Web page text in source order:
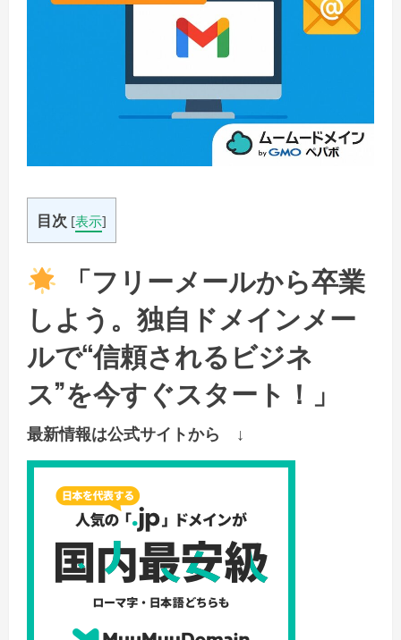
目次 [表示]
「フリーメールから卒業
しよう。独自ドメインメー
ルで“信頼されるビジネ
ス”を今すぐスタート！」
最新情報は公式サイトから ↓